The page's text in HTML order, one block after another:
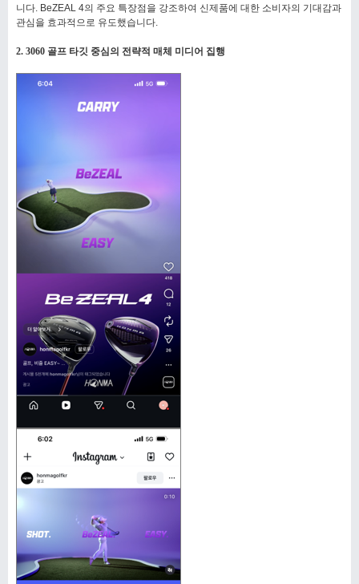
니다. BeZEAL 4의 주요 특장점을 강조하여 신제품에 대한 소비자의 기대감과
관심을 효과적으로 유도했습니다.
2. 3060 골프 타깃 중심의 전략적 매체 미디어 집행